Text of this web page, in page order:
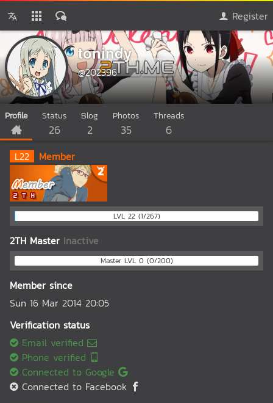
Register
tonindy
@202396
Profile Status
26
Blog
2
Photos
35
Threads
6
L22 Member
LVL 22 (1/267)
2TH Master Inactive
Master LVL 0 (0/200)
Member since
Sun 16 Mar 2014 20:05
Verification status
Email verified
Phone verified
Connected to Google
Connected to Facebook